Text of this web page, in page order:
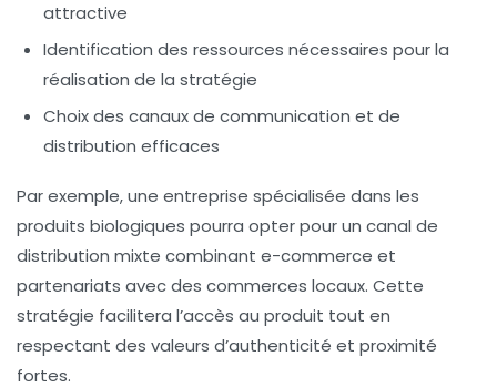
attractive
Identification des ressources nécessaires pour la
réalisation de la stratégie
Choix des canaux de communication et de
distribution efficaces
Par exemple, une entreprise spécialisée dans les
produits biologiques pourra opter pour un canal de
distribution mixte combinant e-commerce et
partenariats avec des commerces locaux. Cette
stratégie facilitera l’accès au produit tout en
respectant des valeurs d’authenticité et proximité
fortes.